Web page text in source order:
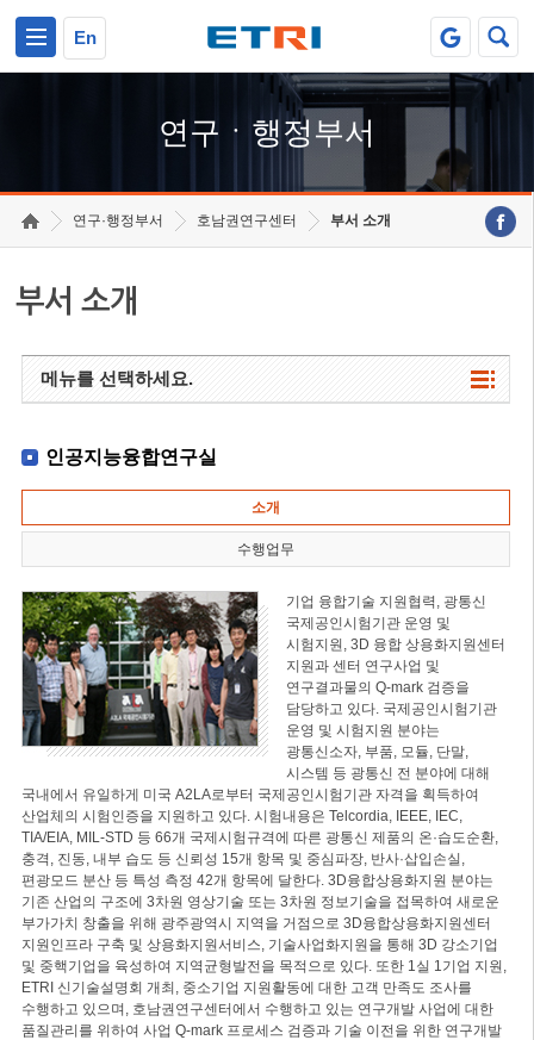
En
연구ㆍ행정부서
연구·행정부서 호남권연구센터 부서 소개
부서 소개
메뉴를 선택하세요.
인공지능융합연구실
소개
수행업무
기업 융합기술 지원협력, 광통신
국제공인시험기관 운영 및
시험지원, 3D 융합 상용화지원센터
지원과 센터 연구사업 및
연구결과물의 Q-mark 검증을
담당하고 있다. 국제공인시험기관
운영 및 시험지원 분야는
광통신소자, 부품, 모듈, 단말,
시스템 등 광통신 전 분야에 대해
국내에서 유일하게 미국 A2LA로부터 국제공인시험기관 자격을 획득하여
산업체의 시험인증을 지원하고 있다. 시험내용은 Telcordia, IEEE, IEC,
TIA/EIA, MIL-STD 등 66개 국제시험규격에 따른 광통신 제품의 온·습도순환,
충격, 진동, 내부 습도 등 신뢰성 15개 항목 및 중심파장, 반사·삽입손실,
편광모드 분산 등 특성 측정 42개 항목에 달한다. 3D융합상용화지원 분야는
기존 산업의 구조에 3차원 영상기술 또는 3차원 정보기술을 접목하여 새로운
부가가치 창출을 위해 광주광역시 지역을 거점으로 3D융합상용화지원센터
지원인프라 구축 및 상용화지원서비스, 기술사업화지원을 통해 3D 강소기업
및 중핵기업을 육성하여 지역균형발전을 목적으로 있다. 또한 1실 1기업 지원,
ETRI 신기술설명회 개최, 중소기업 지원활동에 대한 고객 만족도 조사를
수행하고 있으며, 호남권연구센터에서 수행하고 있는 연구개발 사업에 대한
품질관리를 위하여 사업 Q-mark 프로세스 검증과 기술 이전을 위한 연구개발